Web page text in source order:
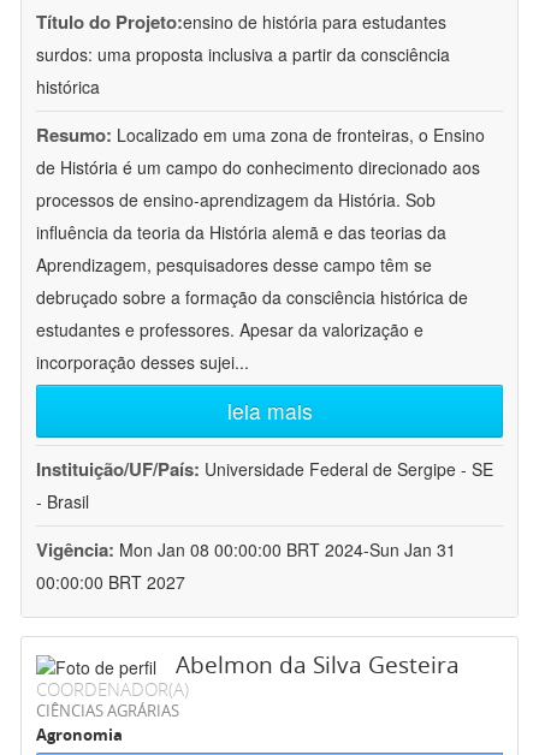
Título do Projeto:ensino de história para estudantes
surdos: uma proposta inclusiva a partir da consciência
histórica
Resumo: Localizado em uma zona de fronteiras, o Ensino
de História é um campo do conhecimento direcionado aos
processos de ensino-aprendizagem da História. Sob
influência da teoria da História alemã e das teorias da
Aprendizagem, pesquisadores desse campo têm se
debruçado sobre a formação da consciência histórica de
estudantes e professores. Apesar da valorização e
incorporação desses sujei...
leia mais
Instituição/UF/País: Universidade Federal de Sergipe - SE
- Brasil
Vigência: Mon Jan 08 00:00:00 BRT 2024-Sun Jan 31
00:00:00 BRT 2027
Abelmon da Silva Gesteira
COORDENADOR(A)
CIÊNCIAS AGRÁRIAS
Agronomia